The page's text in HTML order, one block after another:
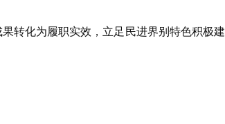
转化为履职实效，立足民进界别特色积极建